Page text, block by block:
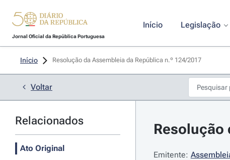
Jornal Oficial da República Portuguesa
Início Legislação
Início Resolução da Assembleia da República n.º 124/2017
Voltar
Relacionados
Ato Original
Resolução
Emitente: